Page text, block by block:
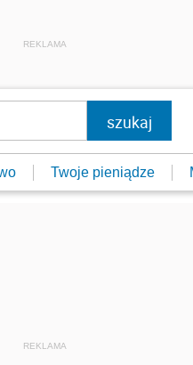
REKLAMA
Twoje pieniądze